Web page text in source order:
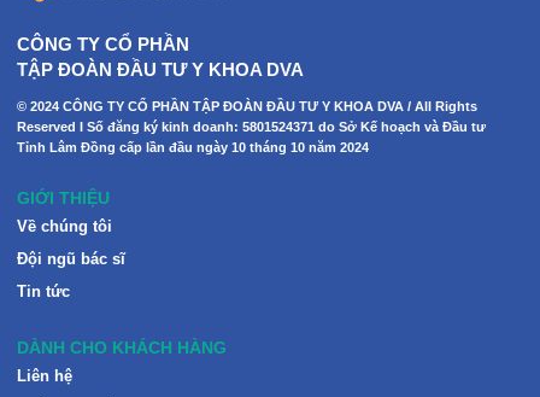
CÔNG TY CỔ PHẦN
TẬP ĐOÀN ĐẦU TƯ Y KHOA DVA
© 2024 CÔNG TY CỔ PHẦN TẬP ĐOÀN ĐẦU TƯ Y KHOA DVA / All Rights
Reserved I Số đăng ký kinh doanh: 5801524371 do Sở Kế hoạch và Đầu tư
Tỉnh Lâm Đồng cấp lần đầu ngày 10 tháng 10 năm 2024
GIỚI THIỆU
Về chúng tôi
Đội ngũ bác sĩ
Tin tức
DÀNH CHO KHÁCH HÀNG
Liên hệ